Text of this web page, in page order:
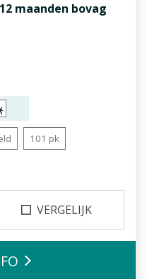
maanden bovag
101 pk
VERGELIJK